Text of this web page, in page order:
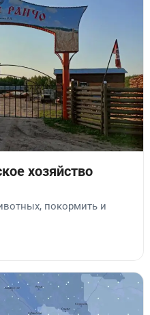
хозяйство
покормить и